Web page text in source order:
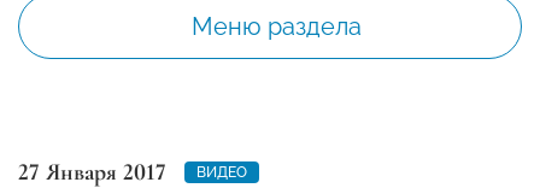
Меню раздела
27 Января 2017 ВИДЕО